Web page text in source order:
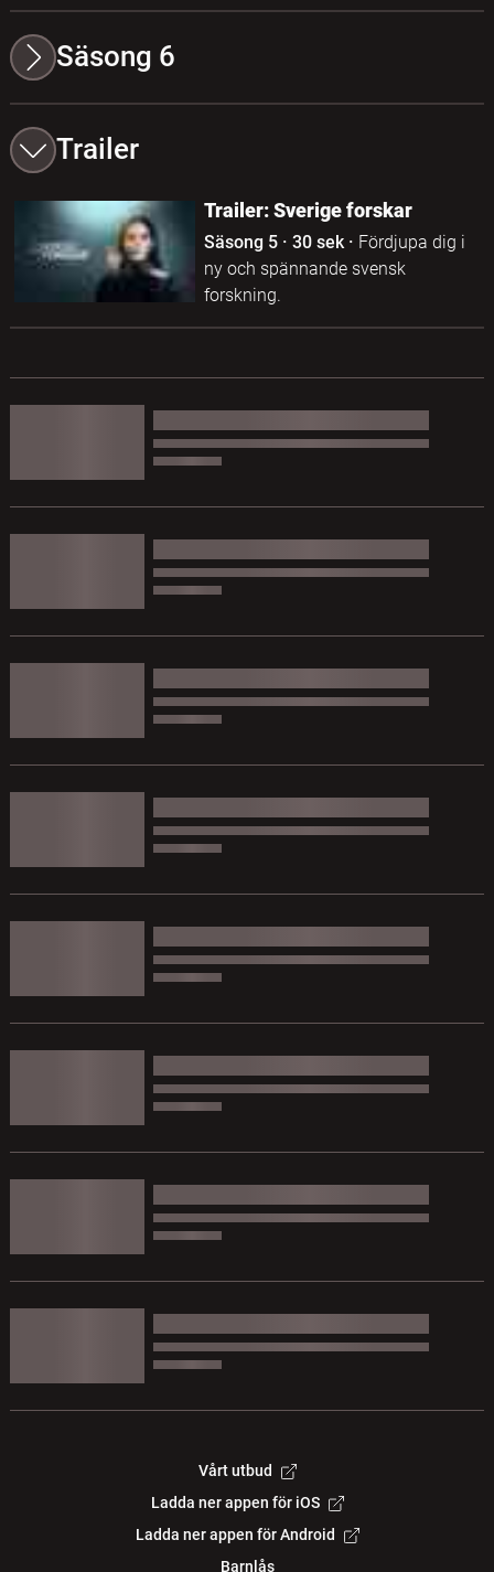
Säsong 6
Trailer
Trailer: Sverige forskar
Säsong 5· 30 sek· Fördjupa dig i
ny och spännande svensk
forskning.
Vårt utbud
Ladda ner appen för iOS
Ladda ner appen för Android
Barnlås